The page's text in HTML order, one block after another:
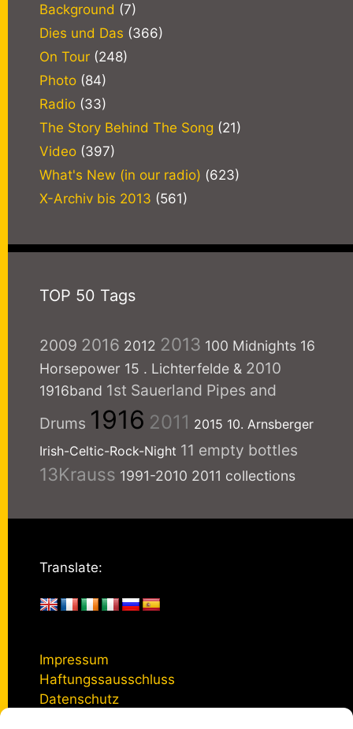
Background (7)
Dies und Das (366)
On Tour (248)
Photo (84)
Radio (33)
The Story Behind The Song (21)
Video (397)
What's New (in our radio) (623)
X-Archiv bis 2013 (561)
TOP 50 Tags
2009 2016 2012 2013 100 Midnights 16
Horsepower 15 . Lichterfelde & 2010
1916band 1st Sauerland Pipes and
Drums 1916 2011 2015 10. Arnsberger
Irish-Celtic-Rock-Night 11 empty bottles
13Krauss 1991-2010 2011 collections
Translate:
Impressum
Haftungssausschluss
Datenschutz